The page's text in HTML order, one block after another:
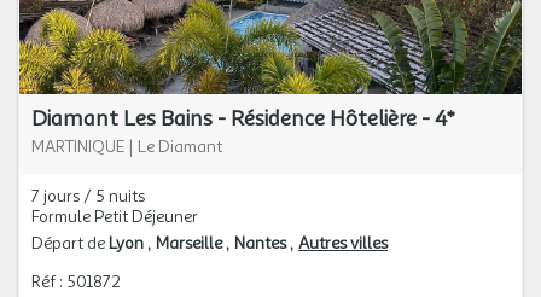
Diamant Les Bains - Résidence Hôtelière - 4*
MARTINIQUE | Le Diamant
7 jours / 5 nuits
Formule Petit Déjeuner
Départ de Lyon Marseille Nantes Autres villes
Réf : 501872